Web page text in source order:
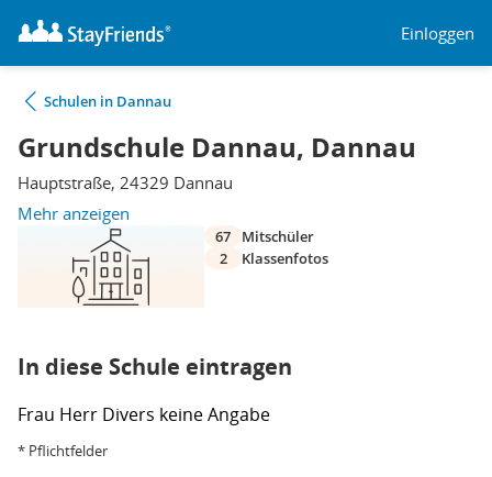
Einloggen
Schulen in Dannau
Grundschule Dannau, Dannau
Hauptstraße, 24329 Dannau
Mehr anzeigen
67
Mitschüler
2
Klassenfotos
In diese Schule eintragen
Frau Herr Divers keine Angabe
* Pflichtfelder